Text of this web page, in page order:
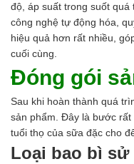
độ, áp suất trong suốt
công nghệ tự động hóa,
hiệu quả hơn rất nhiều,
cuối cùng.
Đóng gói
Sau khi hoàn thành quá
sản phẩm. Đây là bước
tuổi thọ của sữa đặc cho
Loại bao bì sử